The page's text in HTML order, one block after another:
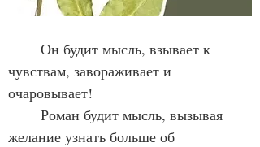
чувствам, завораживает и
очаровывает!
желание узнать больше об